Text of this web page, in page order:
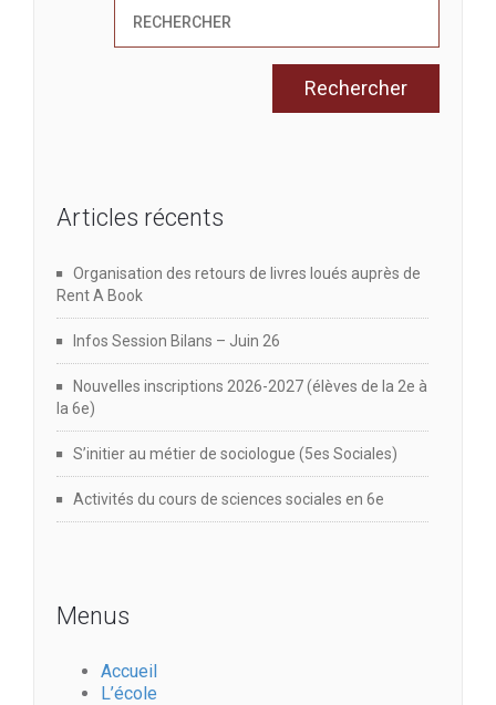
Articles récents
Organisation des retours de livres loués auprès de
Rent A Book
Infos Session Bilans – Juin 26
Nouvelles inscriptions 2026-2027 (élèves de la 2e à
la 6e)
S’initier au métier de sociologue (5es Sociales)
Activités du cours de sciences sociales en 6e
Menus
Accueil
L’école